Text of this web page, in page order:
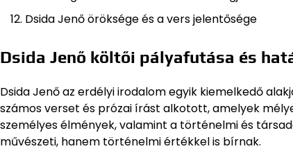
Dsida Jenő öröksége és a vers jelentősége
Dsida Jenő költői pályafutása és
Dsida Jenő az erdélyi irodalom egyik kiemelkedő
számos verset és prózai írást alkotott, amelyek
személyes élmények, valamint a történelmi és
művészeti, hanem történelmi értékkel is bírnak.